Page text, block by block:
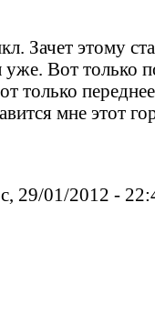
Зачет этому
Вот только
только
мне этот
29/01/2012 -